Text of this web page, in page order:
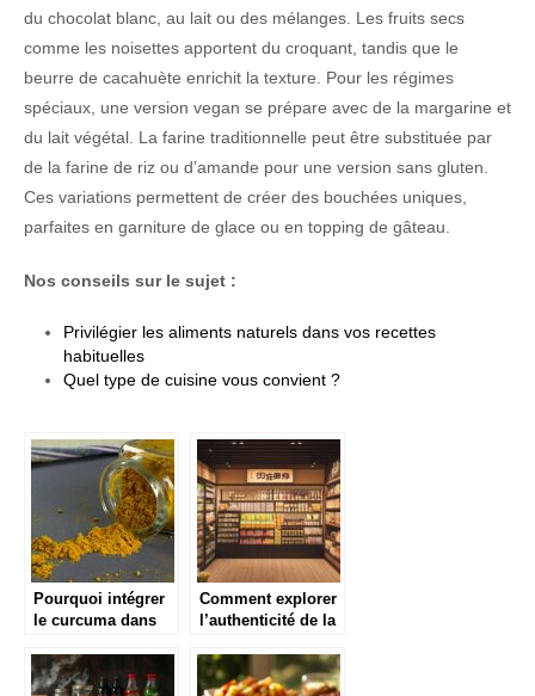
du chocolat blanc, au lait ou des mélanges. Les fruits secs
comme les noisettes apportent du croquant, tandis que le
beurre de cacahuète enrichit la texture. Pour les régimes
spéciaux, une version vegan se prépare avec de la margarine et
du lait végétal. La farine traditionnelle peut être substituée par
de la farine de riz ou d’amande pour une version sans gluten.
Ces variations permettent de créer des bouchées uniques,
parfaites en garniture de glace ou en topping de gâteau.
Nos conseils sur le sujet :
Privilégier les aliments naturels dans vos recettes
habituelles
Quel type de cuisine vous convient ?
Pourquoi intégrer
le curcuma dans
Comment explorer
l’authenticité de la
avec une épicerie
en ligne